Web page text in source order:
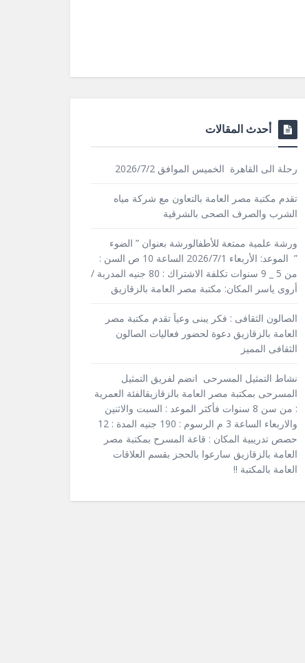
أحدث المقالات
رحلة الى القاهرة الخميس الموافق 2026/7/2
تقدم مكتبة مصر العامة بالتعاون مع شركة مياه
الشرب والصرف الصحى بالشرقية
ورشة علمية ممتعة للأطفالورشة بعنوان ” الضوء
” الموعد: الأربعاء 2026/7/1 الساعة 10 ص السن :
من 5 _ 9 سنوات تكلفة الاشتراك : 80 جنيه المدربة /
أروى ياسر المكان: مكتبة مصر العامة بالزقازيق
الصالون الثقافى : فكر يبنى وعياَ تقدم مكتبة مصر
العامة بالزقازيق دعوة لحضور فعاليات الصالون
الثقافى المميز
نشاط التمثيل المسرحى انضم لفريق التمثيل
المسرحى بمكتبة مصر العامة بالزقازيقالفئة العمرية
: من سن 8 سنوات فأكثر الموعد : السبت والاثنين
والاربعاء الساعة 3 م الرسوم : 190 جنيه المدة : 12
حصص تدريبية المكان : قاعة المسرح بمكتبة مصر
العامة بالزقازيق سارعوا بالحجز بقسم العلاقات
العامة بالمكتبة !!